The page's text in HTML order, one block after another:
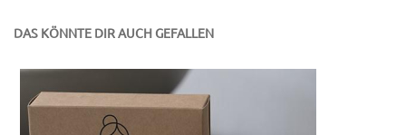
DAS KÖNNTE DIR AUCH GEFALLEN